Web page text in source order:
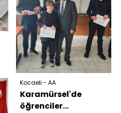
Kocaeli - AA
Karamürsel'de
öğrenciler